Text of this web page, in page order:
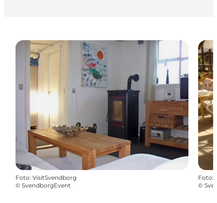
Foto: VisitSvendborg
© SvendborgEvent
Foto:
©